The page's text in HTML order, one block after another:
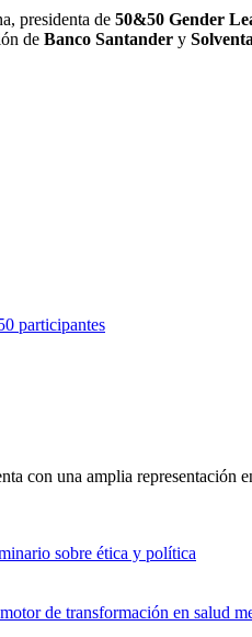
presidenta de 50&50 Gender
de Banco Santander y
participantes
con una amplia representación
sobre ética y política
de transformación en salud